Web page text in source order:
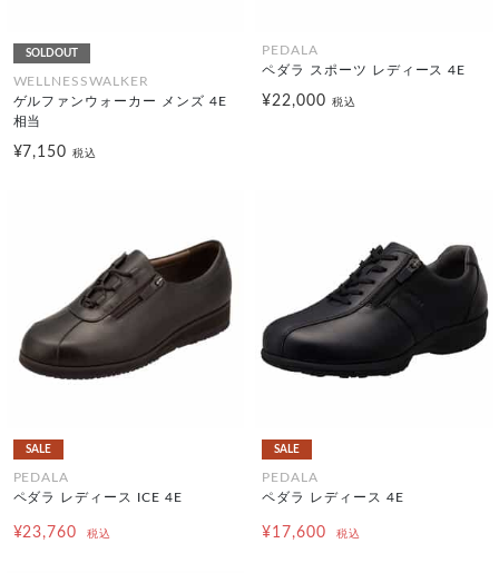
SOLDOUT
WELLNESSWALKER
ゲルファンウォーカー メンズ 4E
相当
¥7,150税込
PEDALA
ペダラ スポーツ レディース 4E
¥22,000 税込
SALE
PEDALA
ペダラ レディース ICE 4E
¥23,760 税込
SALE
PEDALA
ペダラ レディース 4E
¥17,600 税込